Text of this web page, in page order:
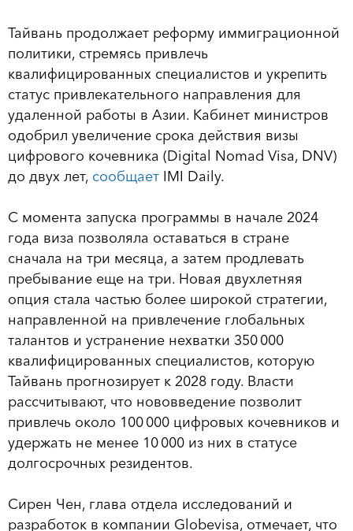
Тайвань продолжает реформу иммиграционной
политики, стремясь привлечь
квалифицированных специалистов и укрепить
статус привлекательного направления для
удаленной работы в Азии. Кабинет министров
одобрил увеличение срока действия визы
цифрового кочевника (Digital Nomad Visa, DNV)
до двух лет, сообщает IMI Daily.
С момента запуска программы в начале 2024
года виза позволяла оставаться в стране
сначала на три месяца, а затем продлевать
пребывание еще на три. Новая двухлетняя
опция стала частью более широкой стратегии,
направленной на привлечение глобальных
талантов и устранение нехватки 350 000
квалифицированных специалистов, которую
Тайвань прогнозирует к 2028 году. Власти
рассчитывают, что нововведение позволит
привлечь около 100 000 цифровых кочевников и
удержать не менее 10 000 из них в статусе
долгосрочных резидентов.
Сирен Чен, глава отдела исследований и
разработок в компании Globevisa, отмечает, что